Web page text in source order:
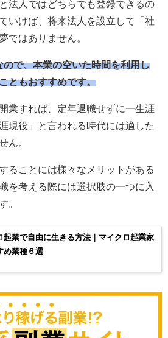
法人ではどちらでも登録できるの
いけば、将来法人を設立して「社
ではありません。
で、本業の空いた時間を利用し
ともおすすめです。
業すれば、定年退職せずに一生涯
現役」と言われる時代には適した
ん。
ることには様々なメリットがある
を考える際には選択肢の一つに入
。
起業で自由に生きる方法｜マイクロ起業家
め業種６選